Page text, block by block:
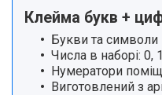
Клейма букв +
Букви та символи
Числа в наборі: 0,
Нумератори
Виготовлений з